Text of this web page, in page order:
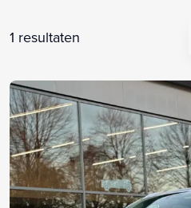
1 resultaten